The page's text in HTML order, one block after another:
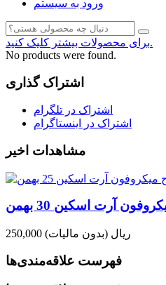
ورود به سیستم
برای محصولات بیشتر کلیک کنید.
No products were found.
اشتراک گذاری
اشتراک در تلگرام
اشتراک در اینستاگرام
مشاهدات اخیر
آرت اسکین 30 بهمن
250,000 ریال (بدون مالیات)
فهرست علاقه‌مندی‌ها